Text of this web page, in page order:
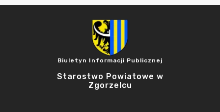
Biuletyn Informacji Publicznej
Starostwo Powiatowe w
Zgorzelcu